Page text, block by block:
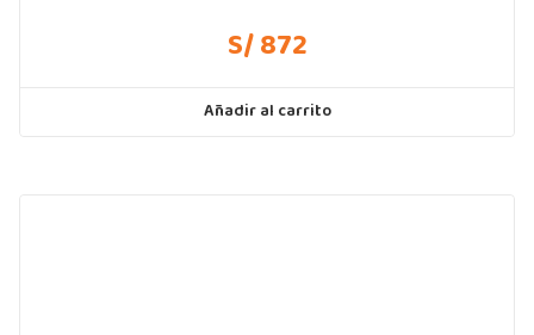
S/ 872
Añadir al carrito